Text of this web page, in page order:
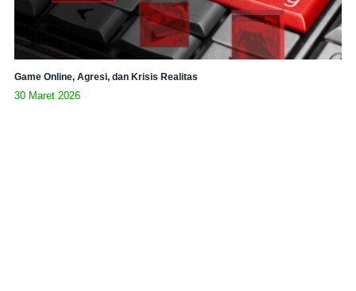
Game Online, Agresi, dan Krisis Realitas
30 Maret 2026